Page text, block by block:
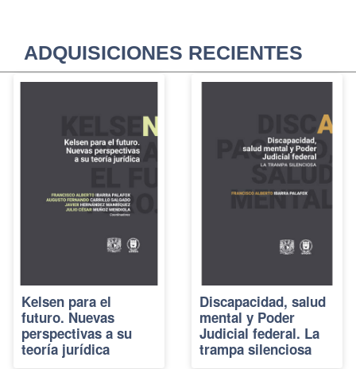
ADQUISICIONES RECIENTES
Kelsen para el
futuro. Nuevas
perspectivas a su
teoría jurídica
Discapacidad, salud
mental y Poder
Judicial federal. La
trampa silenciosa